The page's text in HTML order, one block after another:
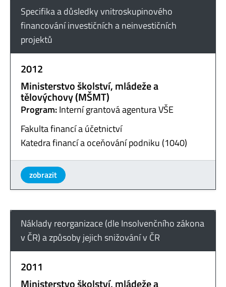
Specifika a důsledky vnitroskupinového
financování investičních a neinvestičních
projektů
2012
Ministerstvo školství, mládeže a
tělovýchovy (MŠMT)
Program:Interní grantová agentura VŠE
Fakulta financí a účetnictví
Katedra financí a oceňování podniku (1040)
zobrazit
Náklady reorganizace (dle Insolvenčního zákona
v ČR) a způsoby jejich snižování v ČR
2011
Ministerstvo školství, mládeže a